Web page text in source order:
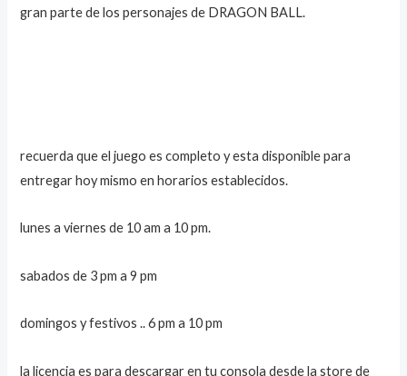
gran parte de los personajes de DRAGON BALL.
recuerda que el juego es completo y esta disponible para
entregar hoy mismo en horarios establecidos.
lunes a viernes de 10 am a 10 pm.
sabados de 3 pm a 9 pm
domingos y festivos .. 6 pm a 10 pm
la licencia es para descargar en tu consola desde la store de